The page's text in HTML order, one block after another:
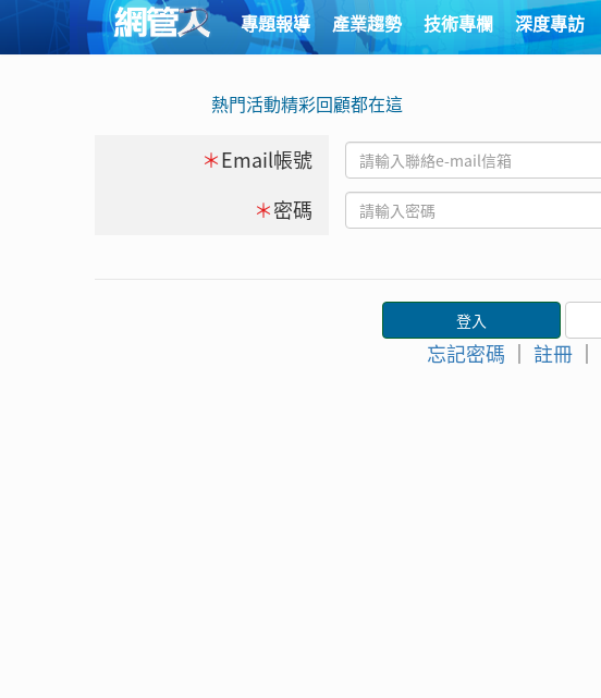
專題報導 產業趨勢 技術專欄 深度專訪
熱門活動精彩回顧都在這
＊Email帳號
＊密碼
忘記密碼 ｜ 註冊 ｜